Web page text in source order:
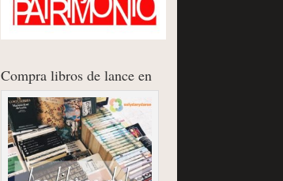
Compra libros de lance en